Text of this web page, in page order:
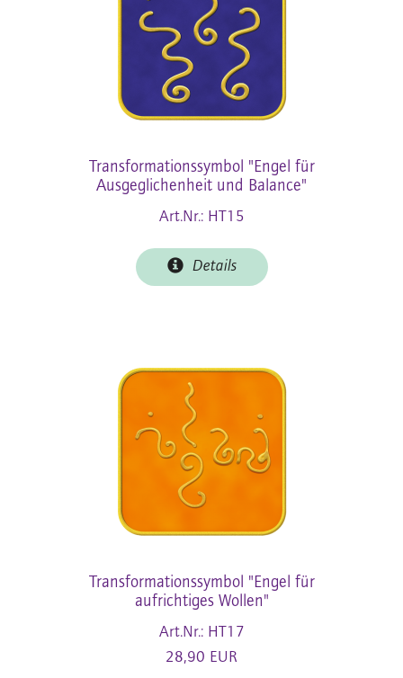
Transformationssymbol "Engel für
Ausgeglichenheit und Balance"
Art.Nr.: HT15
Details
Transformationssymbol "Engel für
aufrichtiges Wollen"
Art.Nr.: HT17
28,90 EUR